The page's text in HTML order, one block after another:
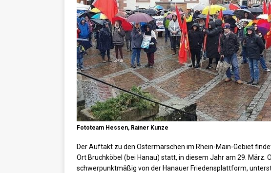
Fototeam Hessen, Rainer Kunze
Der Auftakt zu den Ostermärschen im Rhein-Main-Gebiet
Ort Bruchköbel (bei Hanau) statt, in diesem Jahr am 29. März.
schwerpunktmäßig von der Hanauer Friedensplattform,